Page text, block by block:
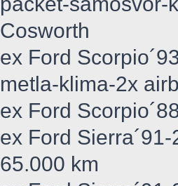
Cosworth
ex Ford
metla-klima-2x
ex Ford
ex Ford
65.000 km